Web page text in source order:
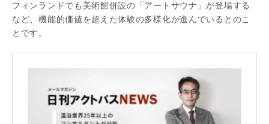
フィンランドでも美術館併設の「アートサウナ」が登場する
など、機能的価値を超えた体験の多様化が進んでいるとのこ
とです。